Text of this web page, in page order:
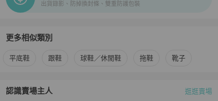
出貨錄影、防掉換封條、雙重防護包裝
更多相似類別
更多Roger Vivier女鞋 相似商品推薦
平底鞋 跟鞋 球鞋／休閒鞋 拖鞋 靴子
認識賣場主人
PopChill 拍拍圈嚴選賣家
逛逛賣場